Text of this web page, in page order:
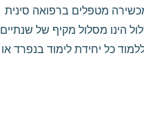
מכשירה מטפלים ברפואה סינית
הינו מסלול מקיף של שנתיים
כל יחידת לימוד בנפרד או